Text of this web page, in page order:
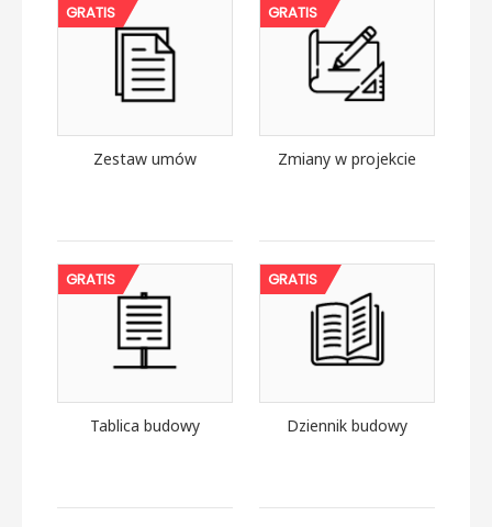
GRATIS
Zestaw umów
GRATIS
Zmiany w projekcie
GRATIS
Tablica budowy
GRATIS
Dziennik budowy